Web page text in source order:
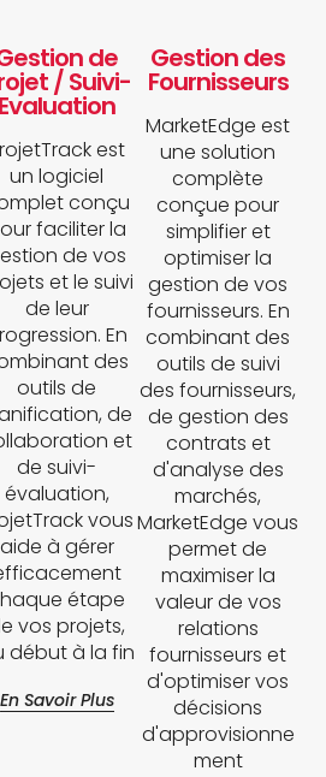
de
/ Suivi-
Evaluation
est
un logiciel
conçu
faciliter la
de vos
et le suivi
de leur
En
des
outils de
de
et
de suivi-
évaluation,
vous
aide à gérer
étape
vos projets,
début à la fin
En Savoir Plus
Gestion des
Fournisseurs
MarketEdge est
une solution
complète
conçue pour
simplifier et
optimiser la
gestion de vos
fournisseurs. En
combinant des
outils de suivi
des fournisseurs,
de gestion des
contrats et
d'analyse des
marchés,
MarketEdge vous
permet de
maximiser la
valeur de vos
relations
fournisseurs et
d'optimiser vos
décisions
d'approvisionne
ment